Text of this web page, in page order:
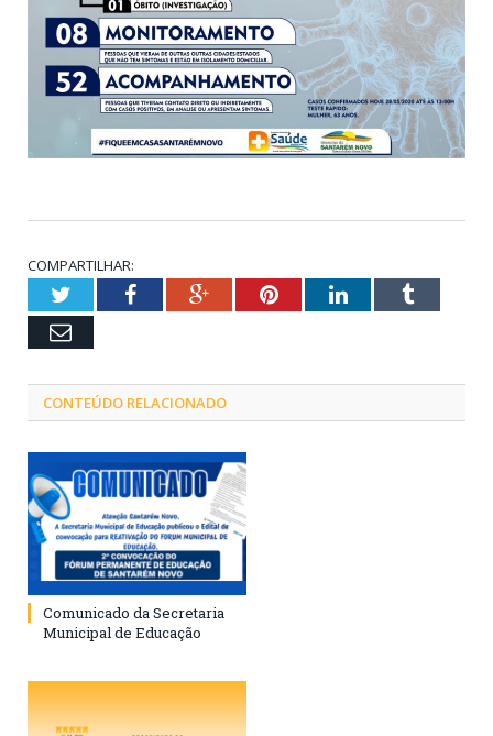
COMPARTILHAR:
TwitterFacebookGoogle+PinterestLinkedInTumblr
Email
CONTEÚDO RELACIONADO
Comunicado da Secretaria
Municipal de Educação